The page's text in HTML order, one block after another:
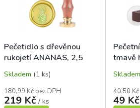
ů
d
u
k
t
ů
Pečetidlo s dřevěnou
rukojetí ANANAS, 2,5
cm
Skladem (1 ks)
180,99 Kč bez DPH
219 Kč / ks
tmavě
Skladem
40,50
49 Kč